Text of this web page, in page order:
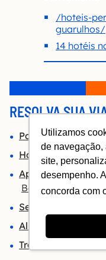
Utilizamos
de navegação,
site,
desempenho.
concorda com
/hoteis-
guarulhos/
14 hotéis
RESOLVA SUA
Passagens aéreas
Hotel
– encontre o
Apartamentos de
Booking
Seguro Viagem
Aluguel de carro
Trânsfer e passeios